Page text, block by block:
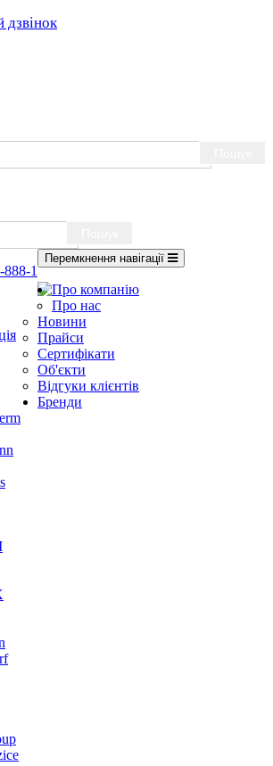
дзвінок
1
Перемкнення навігації
Про компанію
Про нас
Новини
Прайси
Сертифікати
Об'єкти
Відгуки клієнтів
Бренди